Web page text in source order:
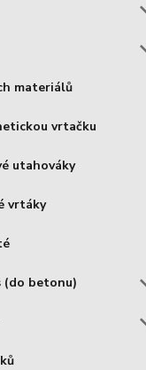
materiálů
vrtačku
utahováky
vrtáky
(do betonu)